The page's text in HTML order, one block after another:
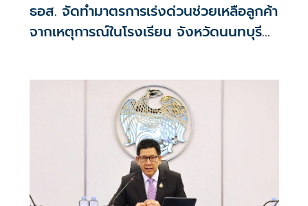
ธอส. จัดทำมาตรการเร่งด่วนช่วยเหลือลูกค้า
จากเหตุการณ์ในโรงเรียน จังหวัดนนทบุรี